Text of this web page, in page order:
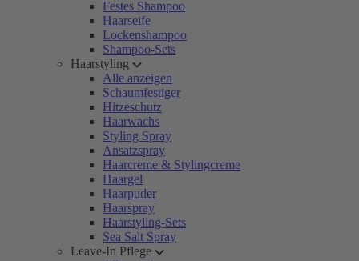
Festes Shampoo
Haarseife
Lockenshampoo
Shampoo-Sets
Haarstyling
Alle anzeigen
Schaumfestiger
Hitzeschutz
Haarwachs
Styling Spray
Ansatzspray
Haarcreme & Stylingcreme
Haargel
Haarpuder
Haarspray
Haarstyling-Sets
Sea Salt Spray
Leave-In Pflege